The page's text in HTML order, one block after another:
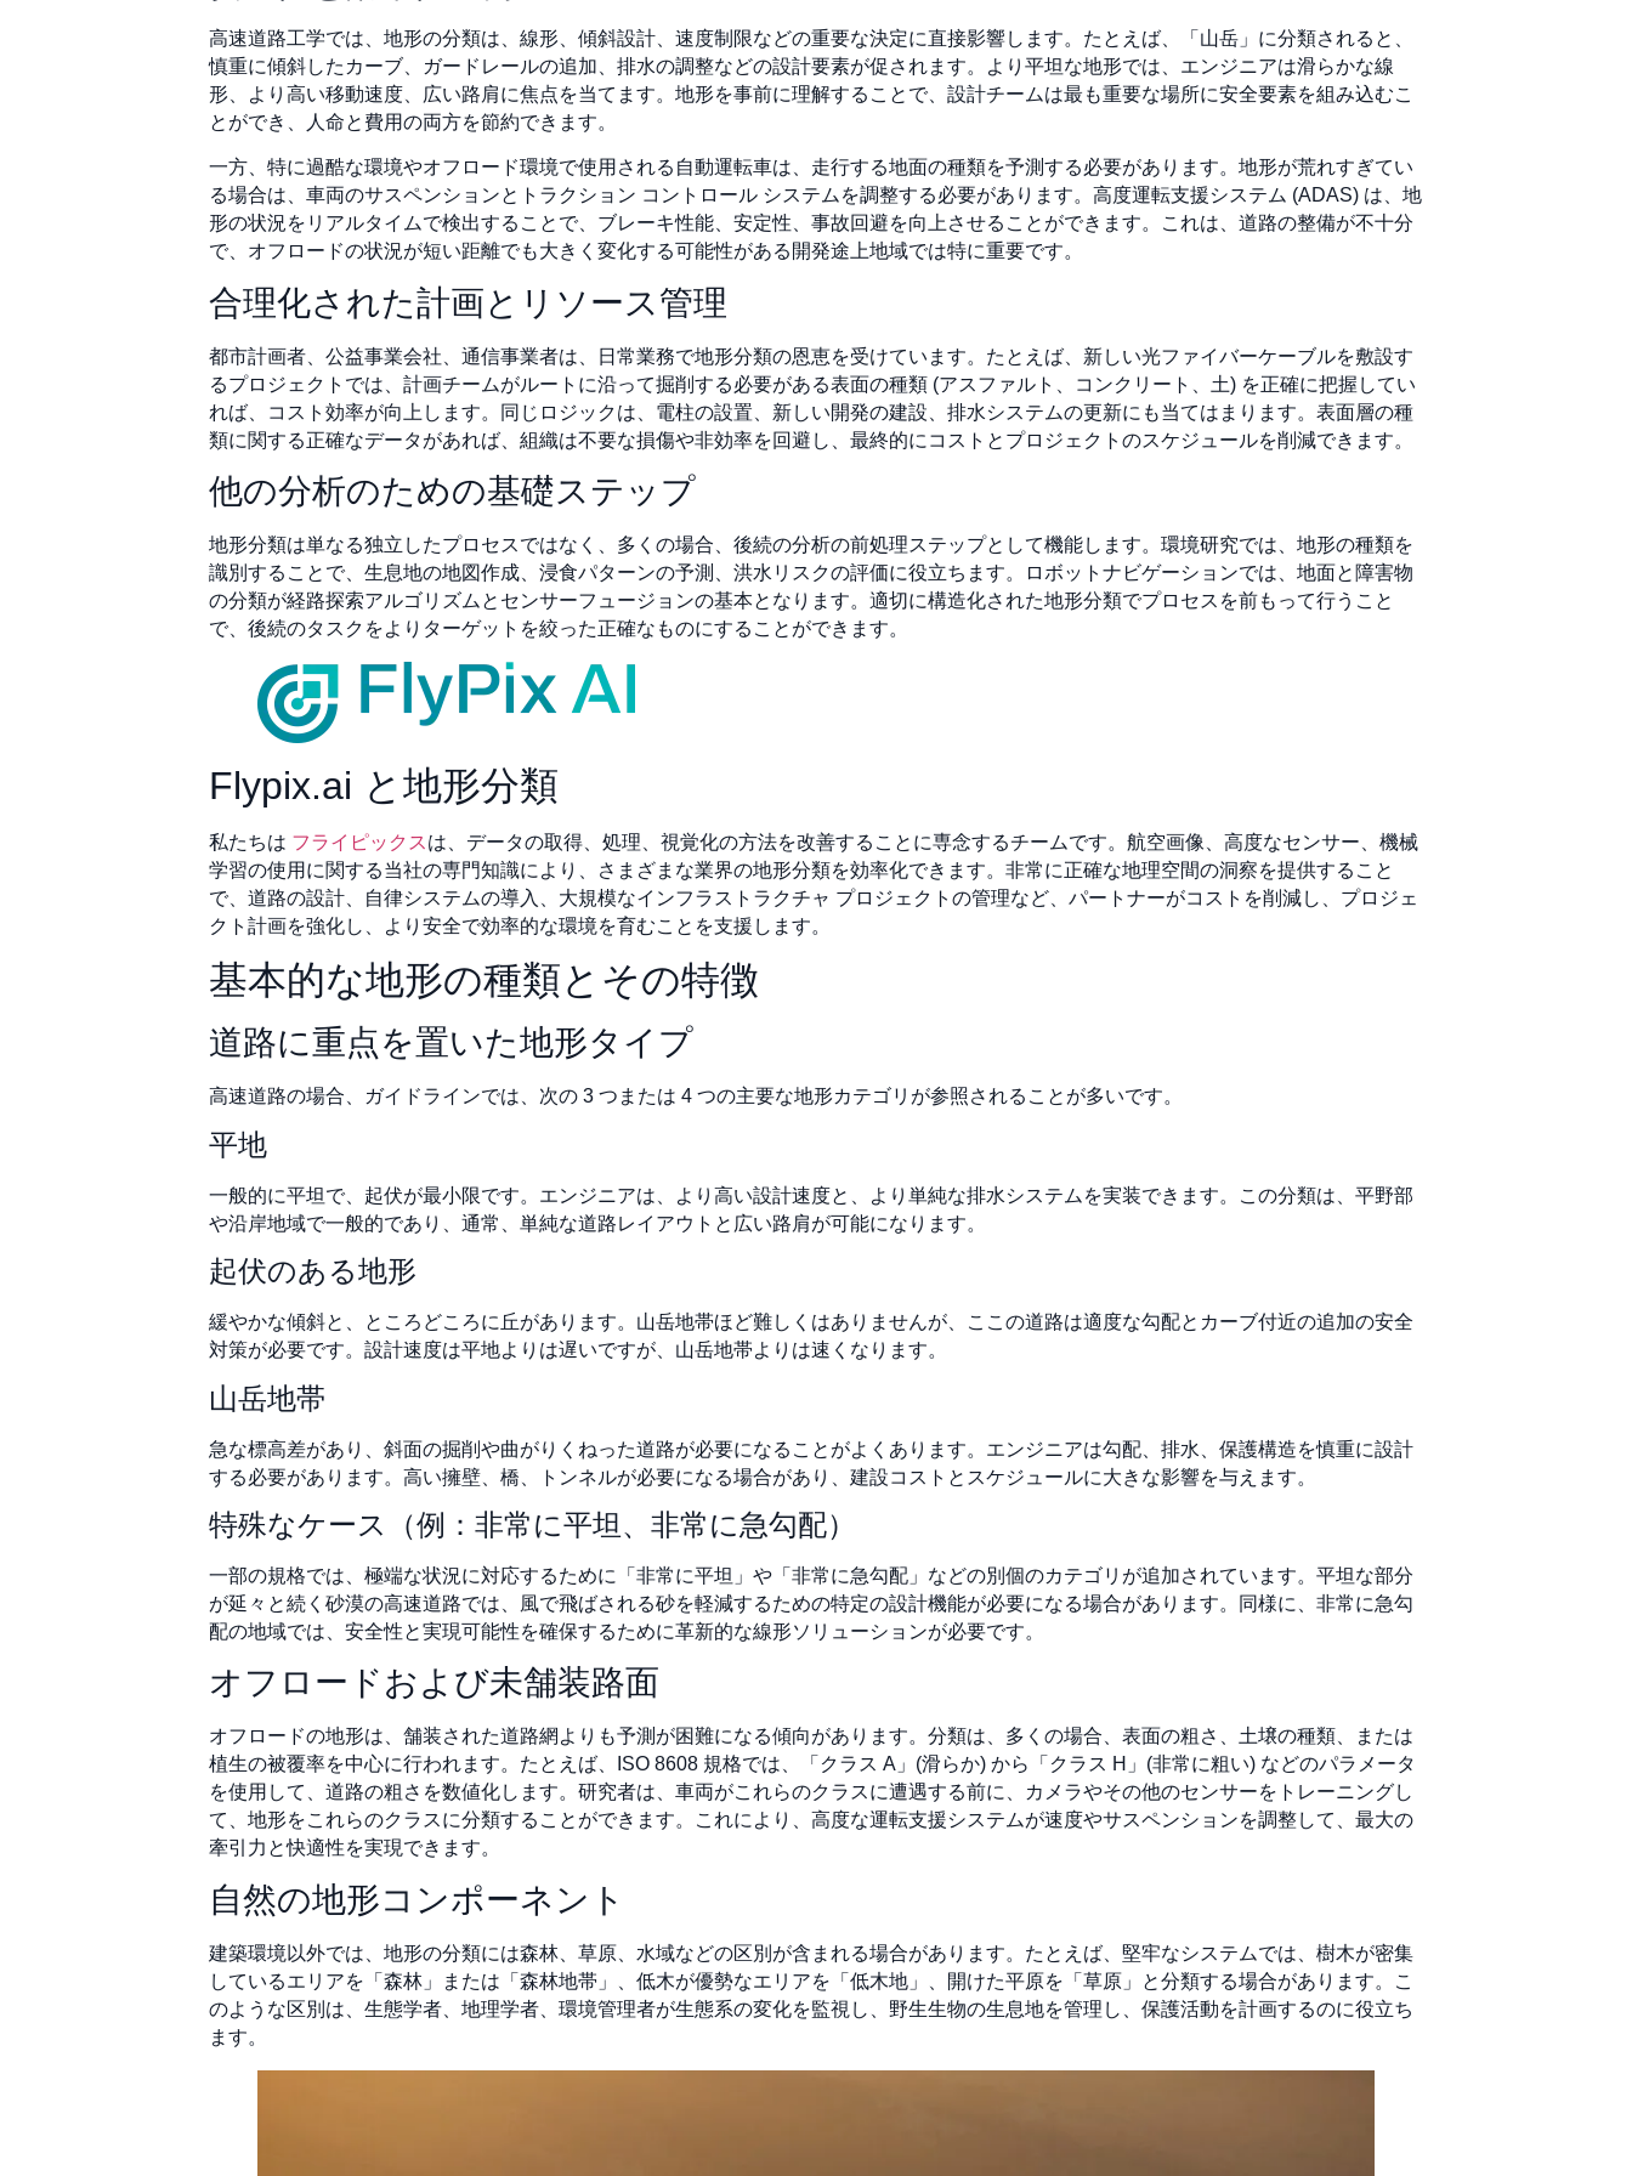
高速道路工学では、地形の分類は、線形、傾斜設計、速度制限などの重要な決定に直接影響します。たとえば、「山岳」に分類されると、
慎重に傾斜したカーブ、ガードレールの追加、排水の調整などの設計要素が促されます。より平坦な地形では、エンジニアは滑らかな線
形、より高い移動速度、広い路肩に焦点を当てます。地形を事前に理解することで、設計チームは最も重要な場所に安全要素を組み込むこ
とができ、人命と費用の両方を節約できます。
一方、特に過酷な環境やオフロード環境で使用される自動運転車は、走行する地面の種類を予測する必要があります。地形が荒れすぎてい
る場合は、車両のサスペンションとトラクション コントロール システムを調整する必要があります。高度運転支援システム (ADAS) は、地
形の状況をリアルタイムで検出することで、ブレーキ性能、安定性、事故回避を向上させることができます。これは、道路の整備が不十分
で、オフロードの状況が短い距離でも大きく変化する可能性がある開発途上地域では特に重要です。
合理化された計画とリソース管理
都市計画者、公益事業会社、通信事業者は、日常業務で地形分類の恩恵を受けています。たとえば、新しい光ファイバーケーブルを敷設す
るプロジェクトでは、計画チームがルートに沿って掘削する必要がある表面の種類 (アスファルト、コンクリート、土) を正確に把握してい
れば、コスト効率が向上します。同じロジックは、電柱の設置、新しい開発の建設、排水システムの更新にも当てはまります。表面層の種
類に関する正確なデータがあれば、組織は不要な損傷や非効率を回避し、最終的にコストとプロジェクトのスケジュールを削減できます。
他の分析のための基礎ステップ
地形分類は単なる独立したプロセスではなく、多くの場合、後続の分析の前処理ステップとして機能します。環境研究では、地形の種類を
識別することで、生息地の地図作成、浸食パターンの予測、洪水リスクの評価に役立ちます。ロボットナビゲーションでは、地面と障害物
の分類が経路探索アルゴリズムとセンサーフュージョンの基本となります。適切に構造化された地形分類でプロセスを前もって行うこと
で、後続のタスクをよりターゲットを絞った正確なものにすることができます。
Flypix.ai と地形分類
私たちは フライピックスは、データの取得、処理、視覚化の方法を改善することに専念するチームです。航空画像、高度なセンサー、機械
学習の使用に関する当社の専門知識により、さまざまな業界の地形分類を効率化できます。非常に正確な地理空間の洞察を提供すること
で、道路の設計、自律システムの導入、大規模なインフラストラクチャ プロジェクトの管理など、パートナーがコストを削減し、プロジェ
クト計画を強化し、より安全で効率的な環境を育むことを支援します。
基本的な地形の種類とその特徴
道路に重点を置いた地形タイプ
高速道路の場合、ガイドラインでは、次の 3 つまたは 4 つの主要な地形カテゴリが参照されることが多いです。
平地
一般的に平坦で、起伏が最小限です。エンジニアは、より高い設計速度と、より単純な排水システムを実装できます。この分類は、平野部
や沿岸地域で一般的であり、通常、単純な道路レイアウトと広い路肩が可能になります。
起伏のある地形
緩やかな傾斜と、ところどころに丘があります。山岳地帯ほど難しくはありませんが、ここの道路は適度な勾配とカーブ付近の追加の安全
対策が必要です。設計速度は平地よりは遅いですが、山岳地帯よりは速くなります。
山岳地帯
急な標高差があり、斜面の掘削や曲がりくねった道路が必要になることがよくあります。エンジニアは勾配、排水、保護構造を慎重に設計
する必要があります。高い擁壁、橋、トンネルが必要になる場合があり、建設コストとスケジュールに大きな影響を与えます。
特殊なケース（例：非常に平坦、非常に急勾配）
一部の規格では、極端な状況に対応するために「非常に平坦」や「非常に急勾配」などの別個のカテゴリが追加されています。平坦な部分
が延々と続く砂漠の高速道路では、風で飛ばされる砂を軽減するための特定の設計機能が必要になる場合があります。同様に、非常に急勾
配の地域では、安全性と実現可能性を確保するために革新的な線形ソリューションが必要です。
オフロードおよび未舗装路面
オフロードの地形は、舗装された道路網よりも予測が困難になる傾向があります。分類は、多くの場合、表面の粗さ、土壌の種類、または
植生の被覆率を中心に行われます。たとえば、ISO 8608 規格では、「クラス A」(滑らか) から「クラス H」(非常に粗い) などのパラメータ
を使用して、道路の粗さを数値化します。研究者は、車両がこれらのクラスに遭遇する前に、カメラやその他のセンサーをトレーニングし
て、地形をこれらのクラスに分類することができます。これにより、高度な運転支援システムが速度やサスペンションを調整して、最大の
牽引力と快適性を実現できます。
自然の地形コンポーネント
建築環境以外では、地形の分類には森林、草原、水域などの区別が含まれる場合があります。たとえば、堅牢なシステムでは、樹木が密集
しているエリアを「森林」または「森林地帯」、低木が優勢なエリアを「低木地」、開けた平原を「草原」と分類する場合があります。こ
のような区別は、生態学者、地理学者、環境管理者が生態系の変化を監視し、野生生物の生息地を管理し、保護活動を計画するのに役立ち
ます。